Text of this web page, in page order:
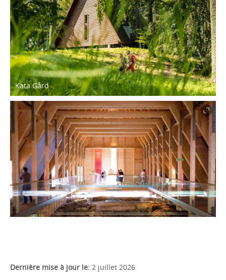
Kata Gård
Dernière mise à jour le: 2 juillet 2026